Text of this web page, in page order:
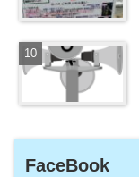
FaceBook